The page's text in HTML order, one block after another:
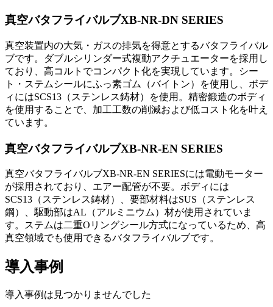
真空バタフライバルブXB-NR-DN SERIES
真空装置内の大気・ガスの排気を得意とするバタフライバル
ブです。ダブルシリンダー式複動アクチュエーターを採用し
ており、高コルトでコンパクト化を実現しています。シー
ト・ステムシールにふっ素ゴム（バイトン）を使用し、ボデ
ィにはSCS13（ステンレス鋳材）を使用。精密鍛造のボディ
を使用することで、加工工数の削減および低コスト化を叶え
ています。
真空バタフライバルブXB-NR-EN SERIES
真空バタフライバルブXB-NR-EN SERIESには電動モーター
が採用されており、エアー配管が不要。ボディには
SCS13（ステンレス鋳材）、要部材料はSUS（ステンレス
鋼）、駆動部はAL（アルミニウム）材が使用されていま
す。ステムは二重Oリングシール方式になっているため、高
真空領域でも使用できるバタフライバルブです。
導入事例
導入事例は見つかりませんでした